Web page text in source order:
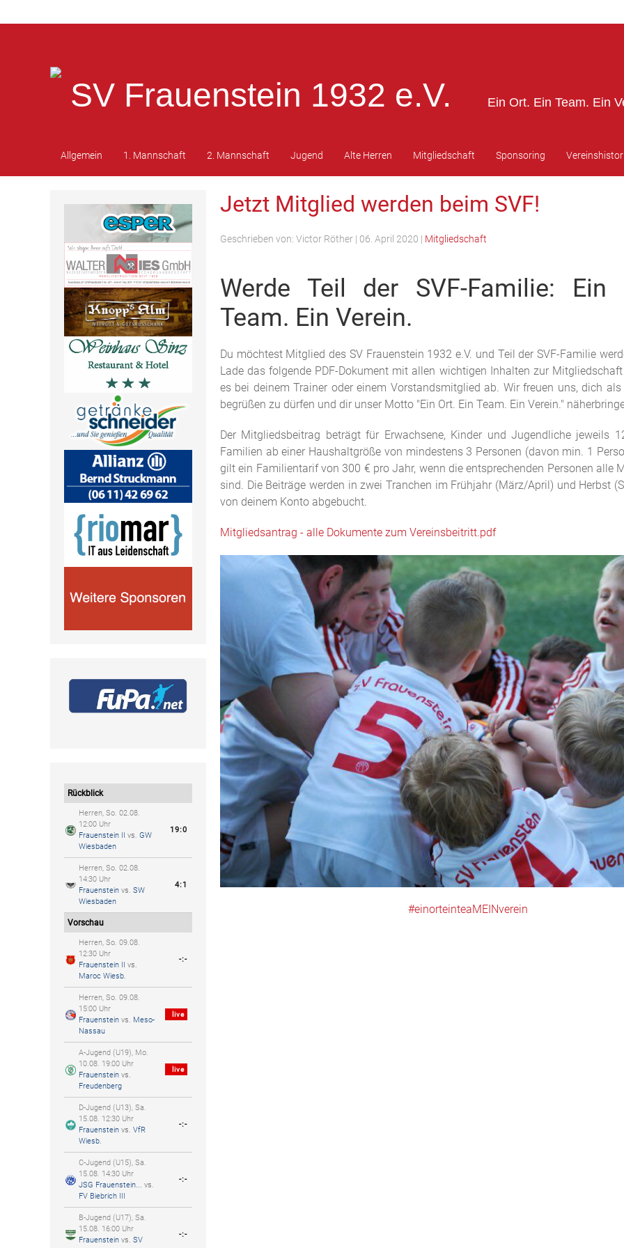
SV Frauenstein 1932 e.V. Ein Ort. Ein Team. Ein
Allgemein 1. Mannschaft 2. Mannschaft Jugend Alte Herren Mitgliedschaft Sponsoring
Rückblick
Herren, So. 02.08.
12:00 Uhr
Frauenstein II
vs. GW
Wiesbaden
19:0
Herren, So. 02.08.
14:30 Uhr
Frauenstein vs. SW
Wiesbaden
4:1
Vorschau
Herren, So. 09.08.
12:30 Uhr
Frauenstein II
vs.
Maroc Wiesb.
-:-
Herren, So. 09.08.
15:00 Uhr
Frauenstein vs. Meso-
Nassau
live
A-Jugend (U19), Mo.
10.08. 19:00 Uhr
Frauenstein vs.
Freudenberg
live
D-Jugend (U13), Sa.
15.08. 12:30 Uhr
Frauenstein vs. VfR
Wiesb.
-:-
C-Jugend (U15), Sa.
15.08. 14:30 Uhr
JSG Frauenstein... vs.
FV Biebrich III
-:-
B-Jugend (U17), Sa.
15.08. 16:00 Uhr
Frauenstein vs. SV
-:-
Jetzt Mitglied werden beim SVF!
Geschrieben von: Victor Röther | 06. April 2020 | Mitgliedschaft
Werde Teil der SVF-Familie: Ein
Team. Ein Verein.
Du möchtest Mitglied des SV Frauenstein 1932 e.V. und Teil der SVF-Familie
Lade das folgende PDF-Dokument mit allen wichtigen Inhalten zur
es bei deinem Trainer oder einem Vorstandsmitglied ab. Wir freuen uns, dich
begrüßen zu dürfen und dir unser Motto "Ein Ort. Ein Team. Ein Verein."
Der Mitgliedsbeitrag beträgt für Erwachsene, Kinder und Jugendliche jeweils
Familien ab einer Haushaltgröße von mindestens 3 Personen (davon min. 1
gilt ein Familientarif von 300 € pro Jahr, wenn die entsprechenden Personen alle
sind. Die Beiträge werden in zwei Tranchen im Frühjahr (März/April) und Herbst
von deinem Konto abgebucht.
Mitgliedsantrag - alle Dokumente zum Vereinsbeitritt.pdf
#einorteinteaMEINverein